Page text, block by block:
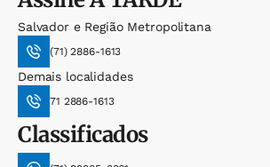
Salvador e Região Metropolitana
(71) 2886-1613
Demais localidades
71 2886-1613
Classificados